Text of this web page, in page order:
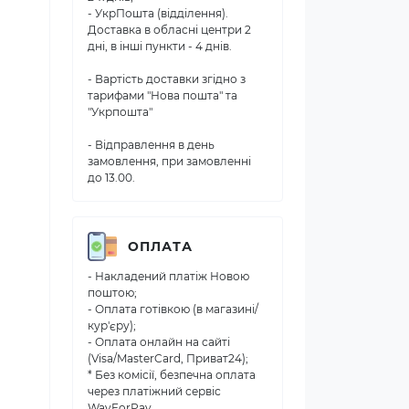
- УкрПошта (відділення).
Доставка в обласні центри 2
дні, в інші пункти - 4 днів.
- Вартість доставки згідно з
тарифами "Нова пошта" та
"Укрпошта"
- Відправлення в день
замовлення, при замовленні
до 13.00.
ОПЛАТА
- Накладений платіж Новою
поштою;
- Оплата готівкою (в магазині/
кур'єру);
- Оплата онлайн на сайті
(Visa/MasterCard, Приват24);
* Без комісії, безпечна оплата
через платіжний сервіс